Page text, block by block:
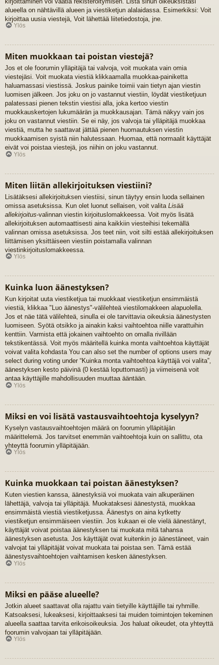
alueella on nähtävillä alueen ja viestiketjun alalaidassa. Esimerkiksi: Voit
kirjoittaa uusia viestejä, Voit lähettää liitetiedostoja, jne.
Ylös
Miten muokkaan tai poistan viestejä?
Jos et ole foorumin ylläpitäjä tai valvoja, voit muokata vain omia
viestejäsi. Voit muokata viestiä klikkaamalla muokkaa-painiketta
haluamassasi viestissä. Joskus painike toimii vain tietyn ajan viestin
luomisen jälkeen. Jos joku on jo vastannut viestiin, löydät viestiketjuun
palatessasi pienen tekstin viestisi alla, joka kertoo viestin
muokkauskertojen lukumäärän ja muokkausajan. Tämä näkyy vain jos
joku on vastannut viestiin. Se ei näy, jos valvoja tai ylläpitäjä muokkaa
viestiä, mutta he saattavat jättää pienen huomautuksen viestin
muokkaamisen syistä niin halutessaan. Huomaa, että normaalit käyttäjät
eivät voi poistaa viestejä, jos niihin on joku vastannut.
Ylös
Miten liitän allekirjoituksen viestiini?
Lisätäksesi allekirjoituksen viestiisi, sinun täytyy ensin luoda sellainen
omissa asetuksissa. Kun olet luonut sellaisen, voit valita Lisää
allekirjoitus-valinnan viestin kirjoituslomakkeessa. Voit myös lisätä
allekirjoituksen automaattisesti aina kaikkiin viesteihisi tekemällä
valinnan omissa asetuksissa. Jos teet niin, voit silti estää allekirjoituksen
liittämisen yksittäiseen viestiin poistamalla valinnan
viestinkirjoituslomakkeessa.
Ylös
Kuinka luon äänestyksen?
Kun kirjoitat uuta viestiketjua tai muokkaat viestiketjun ensimmäistä
viestiä, klikkaa "Luo äänestys"-välilehteä viestilomakkeen alapuolella.
Jos et näe tätä välilehteä, sinulla ei ole tarvittavia oikeuksia äänestysten
luomiseen. Syötä otsikko ja ainakin kaksi vaihtoehtoa niille varattuihin
kenttiin. Varmista että jokainen vaihtoehto on omalla rivillään
tekstikentässä. Voit myös määritellä kuinka monta vaihtoehtoa käyttäjät
voivat valita kohdasta You can also set the number of options users may
select during voting under “Kuinka monta vaihtoehtoa käyttäjä voi valita”,
äänestyksen kesto päivinä (0 kestää loputtomasti) ja viimeisenä voit
antaa käyttäjille mahdollisuuden muuttaa ääntään.
Ylös
Miksi en voi lisätä vastausvaihtoehtoja kyselyyn?
Kyselyn vastausvaihtoehtojen määrä on foorumin ylläpitäjän
määrittelemä. Jos tarvitset enemmän vaihtoehtoja kuin on sallittu, ota
yhteyttä foorumin ylläpitäjään.
Ylös
Kuinka muokkaan tai poistan äänestyksen?
Kuten viestien kanssa, äänestyksiä voi muokata vain alkuperäinen
lähettäjä, valvoja tai ylläpitäjä. Muokataksesi äänestystä, muokkaa
ensimmäistä viestiä viestiketjussa. Äänestys on aina kytketty
viestiketjun ensimmäiseen viestiin. Jos kukaan ei ole vielä äänestänyt,
käyttäjät voivat poistaa äänestyksen tai muokata mitä tahansa
äänestyksen asetusta. Jos käyttäjät ovat kuitenkin jo äänestäneet, vain
valvojat tai ylläpitäjät voivat muokata tai poistaa sen. Tämä estää
äänestysvaihtoehtojen vaihtamisen kesken äänestyksen.
Ylös
Miksi en pääse alueelle?
Jotkin alueet saattavat olla rajattu vain tietyille käyttäjille tai ryhmille.
Katsoaksesi, lukeaksesi, kirjoittaaksesi tai muiden toimintojen tekeminen
alueella saattaa tarvita erikoisoikeuksia. Jos haluat oikeudet, ota yhteyttä
foorumin valvojaan tai ylläpitäjään.
Ylös